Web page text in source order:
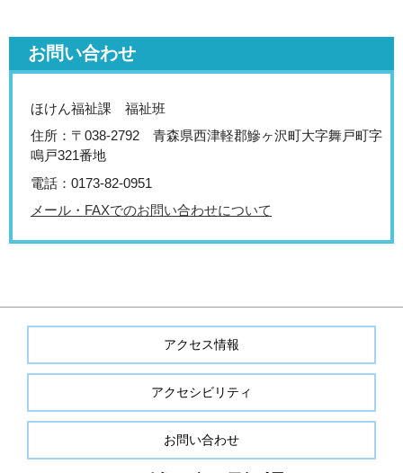
お問い合わせ
ほけん福祉課 福祉班
住所：〒038-2792 青森県西津軽郡鰺ヶ沢町大字舞戸町字
鳴戸321番地
電話：0173-82-0951
メール・FAXでのお問い合わせについて
アクセス情報
アクセシビリティ
お問い合わせ